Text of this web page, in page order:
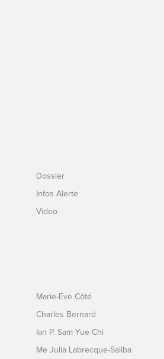
Dossier
Infos Alerte
Video
Marie-Eve Côté
Charles Bernard
Ian P. Sam Yue Chi
Me Julia Labrecque-Saliba